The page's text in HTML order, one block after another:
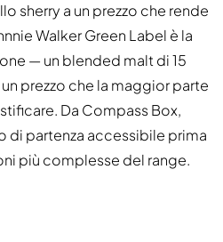
sherry a un prezzo che rende
Walker Green Label è la
— un blended malt di 15
prezzo che la maggior parte
Da Compass Box,
di partenza accessibile prima
più complesse del range.